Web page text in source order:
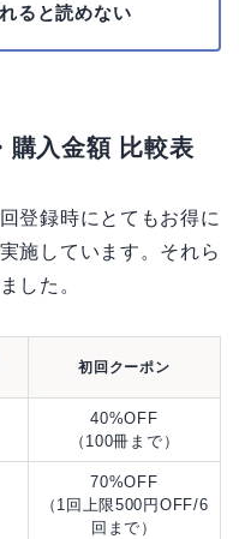
ると読めない
購入金額 比較表
登録時にとてもお得に
施しています。それら
した。
初回クーポン
40%OFF
（100冊まで）
70%OFF
（1回上限500円OFF/6
回まで）